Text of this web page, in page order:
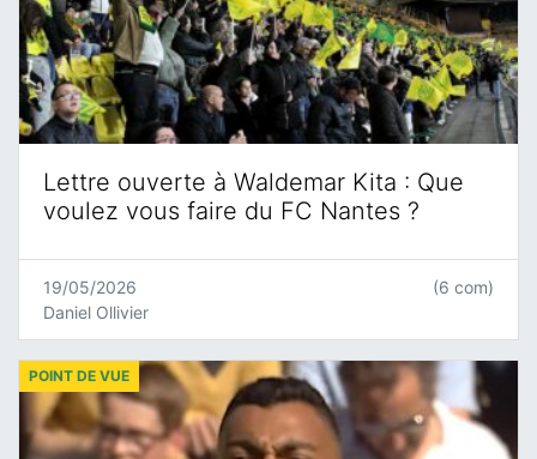
Lettre ouverte à Waldemar Kita : Que
voulez vous faire du FC Nantes ?
19/05/2026
Daniel Ollivier
(6 com)
POINT DE VUE